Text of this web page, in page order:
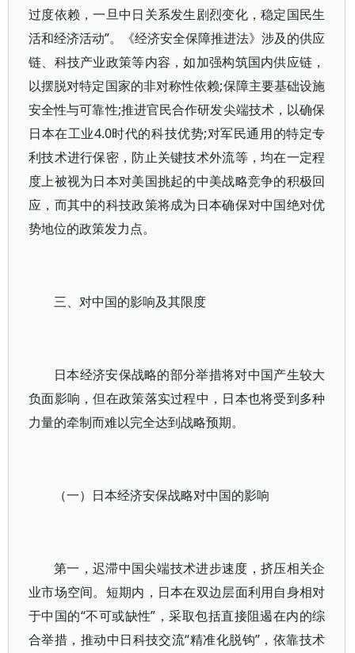
过度依赖，一旦中日关系发生剧烈变化，稳定国民生
活和经济活动”。《经济安全保障推进法》涉及的供应
链、科技产业政策等内容，如加强构筑国内供应链，
以摆脱对特定国家的非对称性依赖;保障主要基础设施
安全性与可靠性;推进官民合作研发尖端技术，以确保
日本在工业4.0时代的科技优势;对军民通用的特定专
利技术进行保密，防止关键技术外流等，均在一定程
度上被视为日本对美国挑起的中美战略竞争的积极回
应，而其中的科技政策将成为日本确保对中国绝对优
势地位的政策发力点。
三、对中国的影响及其限度
日本经济安保战略的部分举措将对中国产生较大
负面影响，但在政策落实过程中，日本也将受到多种
力量的牵制而难以完全达到战略预期。
（一）日本经济安保战略对中国的影响
第一，迟滞中国尖端技术进步速度，挤压相关企
业市场空间。短期内，日本在双边层面利用自身相对
于中国的“不可或缺性”，采取包括直接阻遏在内的综
合举措，推动中日科技交流“精准化脱钩”，依靠技术